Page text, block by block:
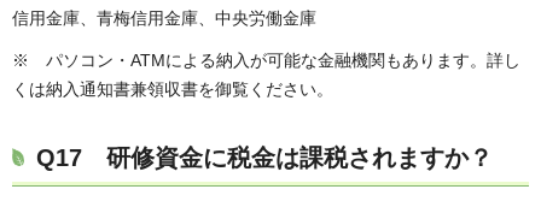
信用金庫、青梅信用金庫、中央労働金庫
※ パソコン・ATMによる納入が可能な金融機関もあります。詳し
くは納入通知書兼領収書を御覧ください。
Q17 研修資金に税金は課税されますか？